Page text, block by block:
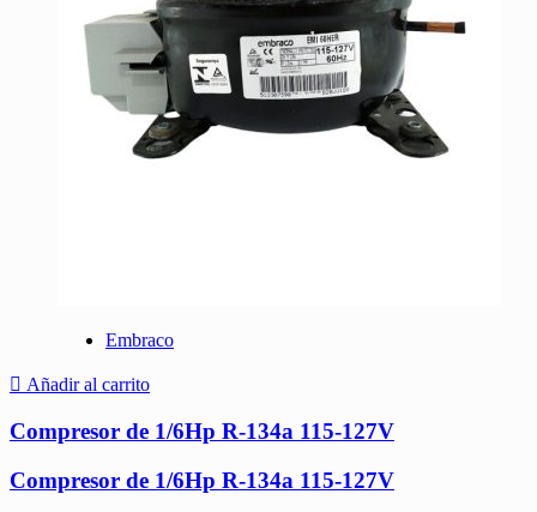
Embraco
Añadir al carrito
Compresor de 1/6Hp R-134a 115-127V
Compresor de 1/6Hp R-134a 115-127V